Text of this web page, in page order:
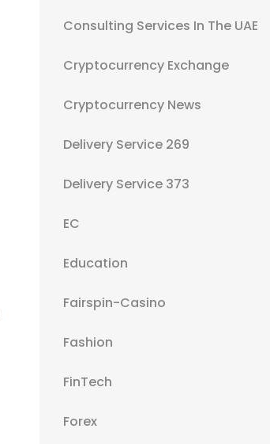
Consulting Services In The UAE
Cryptocurrency Exchange
Cryptocurrency News
Delivery Service 269
Delivery Service 373
EC
Education
Fairspin-Casino
Fashion
FinTech
Forex